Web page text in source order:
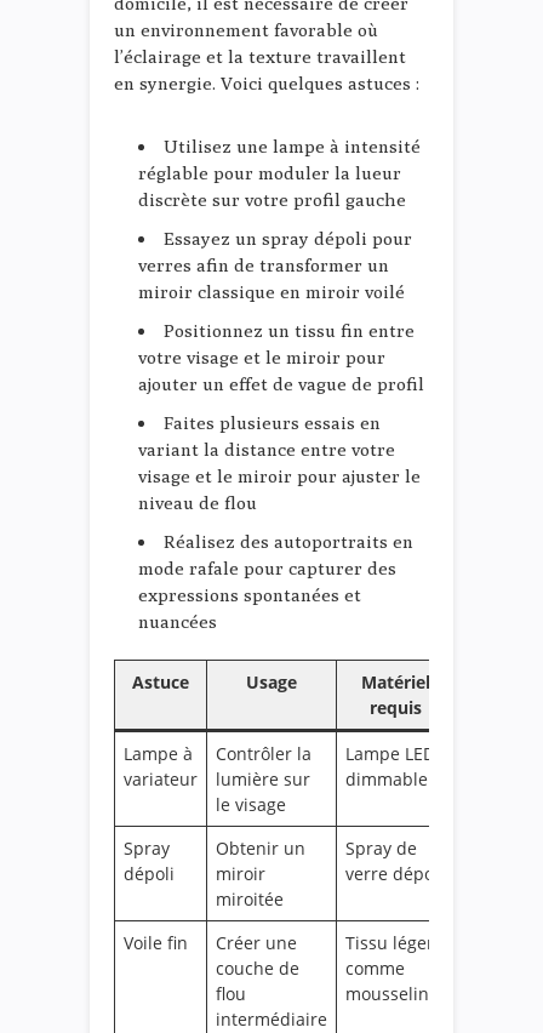
un environnement favorable où
l’éclairage et la texture travaillent
en synergie. Voici quelques astuces :
Utilisez une lampe à intensité
réglable pour moduler la lueur
discrète sur votre profil gauche
Essayez un spray dépoli pour
verres afin de transformer un
miroir classique en miroir voilé
Positionnez un tissu fin entre
votre visage et le miroir pour
ajouter un effet de vague de profil
Faites plusieurs essais en
variant la distance entre votre
visage et le miroir pour ajuster le
niveau de flou
Réalisez des autoportraits en
mode rafale pour capturer des
expressions spontanées et
nuancées
Astuce Usage
Matériel
requis
Lampe à
variateur
Contrôler la
lumière sur
le visage
Lampe LED
dimmable
Spray
dépoli
Obtenir un
miroir
miroitée
Spray de
verre dépoli
Voile fin
Créer une
couche de
flou
intermédiaire
Tissu léger
comme
mousseline